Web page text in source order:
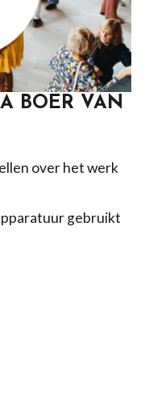
BOER VAN
over het werk
gebruikt